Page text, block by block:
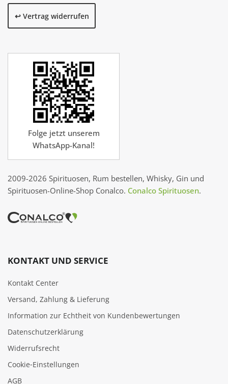
↩️ Vertrag widerrufen
Folge jetzt unserem
WhatsApp-Kanal!
2009-2026 Spirituosen, Rum bestellen, Whisky, Gin und
Spirituosen-Online-Shop Conalco. Conalco Spirituosen.
KONTAKT UND SERVICE
Kontakt Center
Versand, Zahlung & Lieferung
Information zur Echtheit von Kundenbewertungen
Datenschutzerklärung
Widerrufsrecht
Cookie‑Einstellungen
AGB